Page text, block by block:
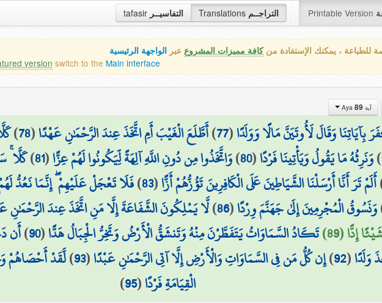
tafasir التفاسيــر Translations التراجــم Printable Version
للطباعة ، يمكنك الإستفادة منكافة مميزات المشروع عبر الواجهة الرئيسية
version switch to the Main interface
آية Aya 89
وَقَالَ لَأُوتَيَنَّ مَالًا وَوَلَدًا(
77
)أَطَّلَعَ الْغَيْبَ أَمِ اتَّخَذَ عِندَ الرَّحْمَٰنِ عَهْدًا(
78
)
)وَنَرِثُهُ مَا يَقُولُ وَيَأْتِينَا فَرْدًا(
80
)وَاتَّخَذُوا مِن دُونِ اللَّهِ آلِهَةً لِّيَكُونُوا لَهُمْ عِزًّا(
81
)كَلَّا
أَلَمْ تَرَ أَنَّا أَرْسَلْنَا الشَّيَاطِينَ عَلَى الْكَافِرِينَ تَؤُزُّهُمْ أَزًّا(
83
)فَلَا تَعْجَلْ عَلَيْهِمْ ۖ إِنَّمَا نَعُدُّ
وَنَسُوقُ الْمُجْرِمِينَ إِلَىٰ جَهَنَّمَ وِرْدًا(
86
)لَّا يَمْلِكُونَ الشَّفَاعَةَ إِلَّا مَنِ اتَّخَذَ عِندَ الرَّحْمَٰنِ
إِدًّا (89) تَكَادُ السَّمَاوَاتُ يَتَفَطَّرْنَ مِنْهُ وَتَنشَقُّ الْأَرْضُ وَتَخِرُّ الْجِبَالُ هَدًّا(
90
)أَن
(
92
)إِن كُلُّ مَن فِي السَّمَاوَاتِ وَالْأَرْضِ إِلَّا آتِي الرَّحْمَٰنِ عَبْدًا(
93
)لَّقَدْ أَحْصَاهُمْ
الْقِيَامَةِ فَرْدًا(
95
)